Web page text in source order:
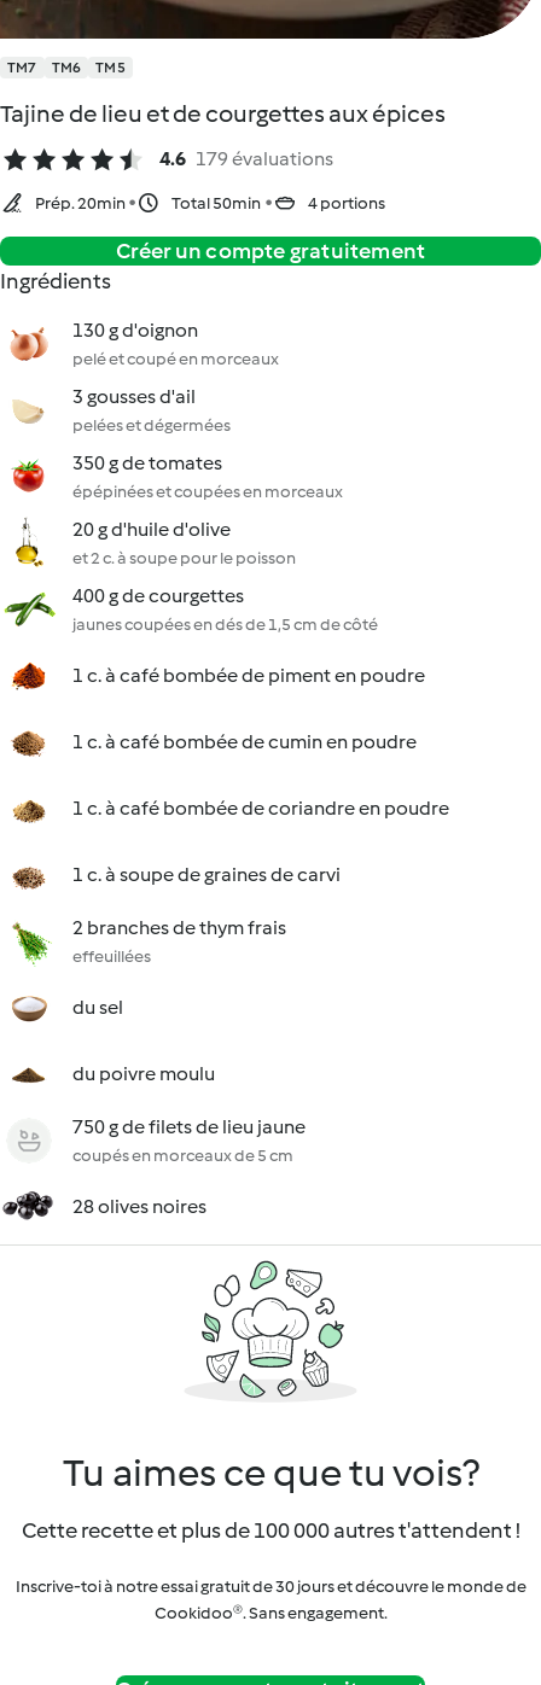
TM7 TM6 TM5
Tajine de lieu et de courgettes aux épices
4.6 179 évaluations
Prép. 20min Total 50min 4 portions
Créer un compte gratuitement
Ingrédients
130 g d'oignon
pelé et coupé en morceaux
3 gousses d'ail
pelées et dégermées
350 g de tomates
épépinées et coupées en morceaux
20 g d'huile d'olive
et 2 c. à soupe pour le poisson
400 g de courgettes
jaunes coupées en dés de 1,5 cm de côté
1 c. à café bombée de piment en poudre
1 c. à café bombée de cumin en poudre
1 c. à café bombée de coriandre en poudre
1 c. à soupe de graines de carvi
2 branches de thym frais
effeuillées
du sel
du poivre moulu
750 g de filets de lieu jaune
coupés en morceaux de 5 cm
28 olives noires
Tu aimes ce que tu vois?
Cette recette et plus de 100 000 autres t'attendent !
Inscrive-toi à notre essai gratuit de 30 jours et découvre le monde de
Cookidoo®. Sans engagement.